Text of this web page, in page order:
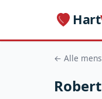
Hart
← Alle